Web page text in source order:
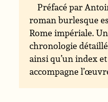
Préfacé par
roman burlesque
Rome impériale.
chronologie
ainsi qu’un index
accompagne